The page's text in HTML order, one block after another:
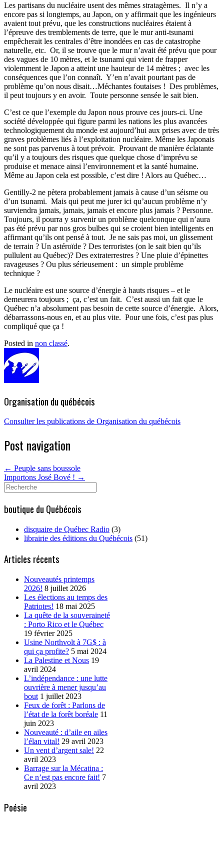
Les partisans du nucléaire usent des mêmes stratagèmes. Il n’y a
encore pas si longtemps, au Japon, on y affirmait que les ingénieurs
avaient tout prévu, que les constructions nucléaires étaient à
l’épreuve des tremblements de terre, que le mur anti-tsunami
empêcherait les centrales d’être inondées en cas de catastrophe
naturelle, etc. Or, il se trouve que le mur n’avait été prévu que pour
des vagues de 10 mètres, et le tsunami qui vient de frapper
violemment le Japon a atteint une hauteur de 14 mètres ; avec les
conséquences que l’on connaît. Y’en n’avait pourtant pas de
problème qu’on nous disait…Méchantes foutaises ! Des problèmes,
il peut toujours y en avoir. Toute personne sensée le sait bien.
C’est ce que l’exemple du Japon nous prouve ces jours-ci. Une
société développée qui figure parmi les nations les plus avancées
technologiquement du monde est aujourd’hui aux prises avec de très
graves problèmes liés à l’exploitation nucléaire. Même les Japonais
ne sont pas parvenus à tout prévoir. Prouvant de manière éclatante
qu’il y a toujours des risques que quelque chose d’imprévu se
produise et menace ainsi l’environnement et la santé humaine.
Même au Japon cela est possible, c’est dire ! Alors au Québec…
Gentilly-2 ne pètera probablement jamais à cause d’un séisme ou
d’un tsunami. Mais qui peut me jurer ici qu’aucun problème n’y
surviendra jamais, jamais, jamais et encore plus jamais ? Personne.
Toujours, il pourra y survenir un problème quelconque qui n’aura
pas été prévu par nos gros bulbes qui se croient bien intelligents en
affirmant qu’ils ont pensé à tout. Je ne sais pas moi, un glissement
de terrain ? Un astéroïde ? Des terroristes (on le sait bien qu’ils
pullulent au Québec)? Des extraterrestres ? Une pluie d’épinettes
ravageuses ? Ou plus sérieusement : un simple problème
technique ?
Le nucléaire est une source d’énergie à hauts risques – et le
demeurera toujours ; ça, c’est un fait. C’est aussi un fait que le
Québec n’a absolument pas besoin de cette source d’énergie. Alors,
débarrassons-nous en, et au plus vite. Pour une fois, c’est pas plus
compliqué que ça !
Posted in non classé.
Organisation du québécois
Consulter les publications de Organisation du québécois
Post navigation
← Peuple sans boussole
Importons José Bové ! →
Search
for:
boutique du Québécois
disquaire de Québec Radio (3)
librairie des éditions du Québécois (51)
Articles récents
Nouveautés printemps
2026! 8 juillet 2026
Les élections au temps des
Patriotes! 18 mai 2025
La quête de la souveraineté
: Porto Rico et le Québec
19 février 2025
Usine Northvolt à 7G$ : à
qui ça profite? 5 mai 2024
La Palestine et Nous 19
avril 2024
L’indépendance : une lutte
ouvrière à mener jusqu’au
bout 1 juillet 2023
Feux de forêt : Parlons de
l’état de la forêt boréale 11
juin 2023
Nouveauté : d’aile en ailes
l’élan vital! 29 avril 2023
Un vent d’argent sale! 22
avril 2023
Barrage sur la Mécatina :
Ce n’est pas encore fait! 7
avril 2023
Poésie